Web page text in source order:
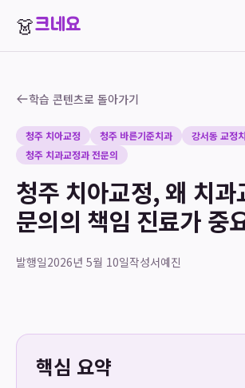
👗크네요
학습 콘텐츠로 돌아가기
청주 치아교정 청주 바른기준치과
강서동 교정
청주 치과교정과 전문의
청주 치아교정, 왜 치과
문의의 책임 진료가 중
발행일2026년 5월 10일작성서예진
핵심 요약